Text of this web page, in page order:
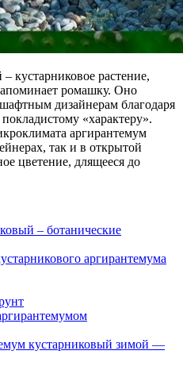
кустарниковое растение,
ромашку. Оно
дизайнерам благодаря
«характеру».
аргирантемум
так и в открытой
цветение, длящееся до
– ботанические
аргирантемума
кустарниковый зимой —